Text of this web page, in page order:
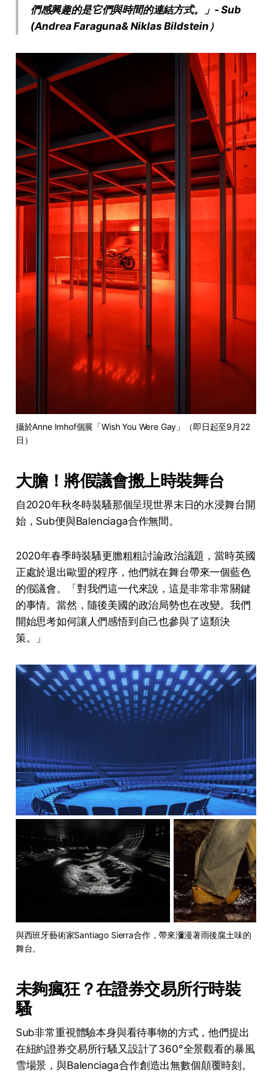
們感興趣的是它們與時間的連結方式。」- Sub
(Andrea Faraguna& Niklas Bildstein）
攝於Anne Imhof個展「Wish You Were Gay」（即日起至9月22
日）
大膽！將假議會搬上時裝舞台
自2020年秋冬時裝騷那個呈現世界末日的水浸舞台開
始，Sub便與Balenciaga合作無間。
2020年春季時裝騷更膽粗粗討論政治議題，當時英國
正處於退出歐盟的程序，他們就在舞台帶來一個藍色
的假議會。「對我們這一代來說，這是非常非常關鍵
的事情。當然，隨後美國的政治局勢也在改變。我們
開始思考如何讓人們感悟到自己也參與了這類決
策。」
與西班牙藝術家Santiago Sierra合作，帶來瀰漫著雨後腐土味的
舞台。
未夠瘋狂？在證券交易所行時裝
騷
Sub非常重視體驗本身與看待事物的方式，他們提出
在紐約證券交易所行騷又設計了360°全景觀看的暴風
雪場景，與Balenciaga合作創造出無數個顛覆時刻。